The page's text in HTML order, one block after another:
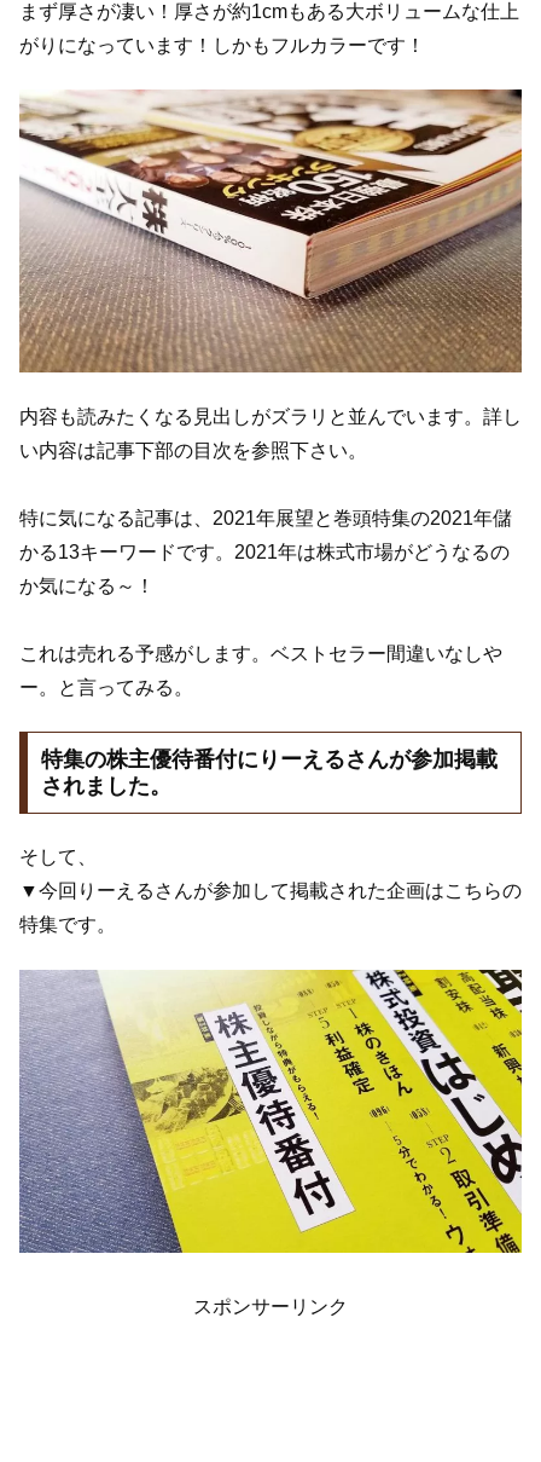
まず厚さが凄い！厚さが約1cmもある大ボリュームな仕上
がりになっています！しかもフルカラーです！
内容も読みたくなる見出しがズラリと並んでいます。詳し
い内容は記事下部の目次を参照下さい。
特に気になる記事は、2021年展望と巻頭特集の2021年儲
かる13キーワードです。2021年は株式市場がどうなるの
か気になる～！
これは売れる予感がします。ベストセラー間違いなしや
ー。と言ってみる。
特集の株主優待番付にりーえるさんが参加掲載
されました。
そして、
▼今回りーえるさんが参加して掲載された企画はこちらの
特集です。
スポンサーリンク